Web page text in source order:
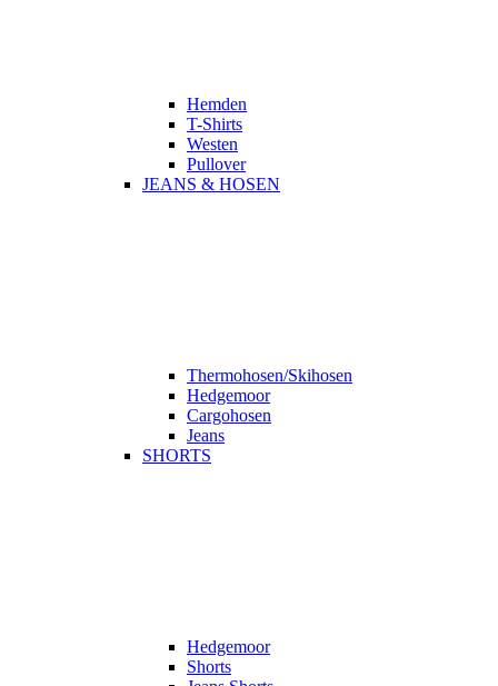
Hemden
T-Shirts
Westen
Pullover
JEANS & HOSEN
Thermohosen/Skihosen
Hedgemoor
Cargohosen
Jeans
SHORTS
Hedgemoor
Shorts